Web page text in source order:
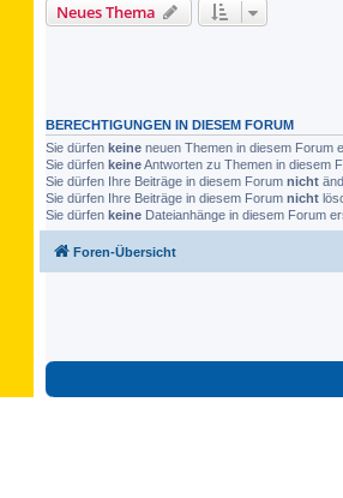
Neues Thema
BERECHTIGUNGEN IN DIESEM FORUM
Sie dürfen keine neuen Themen in diesem Forum
Sie dürfen keineAntworten zu Themen in diesem
Sie dürfen Ihre Beiträge in diesem Forum nicht
Sie dürfen Ihre Beiträge in diesem Forum nicht
Sie dürfen keine Dateianhänge in diesem Forum
Foren-Übersicht